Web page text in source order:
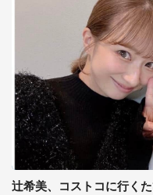
辻希美、コストコに行く